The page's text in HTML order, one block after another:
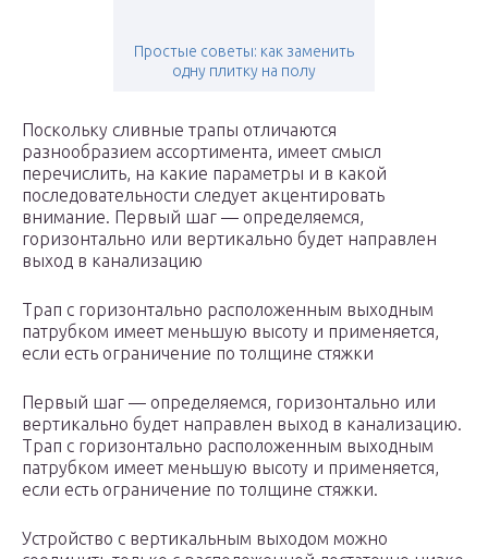
Простые советы: как заменить
одну плитку на полу
Поскольку сливные трапы отличаются
разнообразием ассортимента, имеет смысл
перечислить, на какие параметры и в какой
последовательности следует акцентировать
внимание. Первый шаг — определяемся,
горизонтально или вертикально будет направлен
выход в канализацию
Трап с горизонтально расположенным выходным
патрубком имеет меньшую высоту и применяется,
если есть ограничение по толщине стяжки
Первый шаг — определяемся, горизонтально или
вертикально будет направлен выход в канализацию.
Трап с горизонтально расположенным выходным
патрубком имеет меньшую высоту и применяется,
если есть ограничение по толщине стяжки.
Устройство с вертикальным выходом можно